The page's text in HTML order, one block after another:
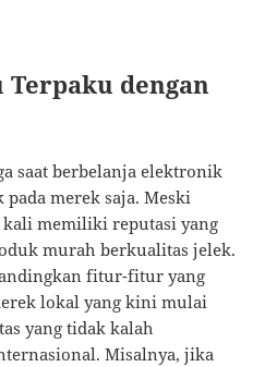
Terpaku dengan
saat berbelanja elektronik
merek saja. Meski
memiliki reputasi yang
murah berkualitas jelek.
fitur-fitur yang
lokal yang kini mulai
yang tidak kalah
Misalnya, jika